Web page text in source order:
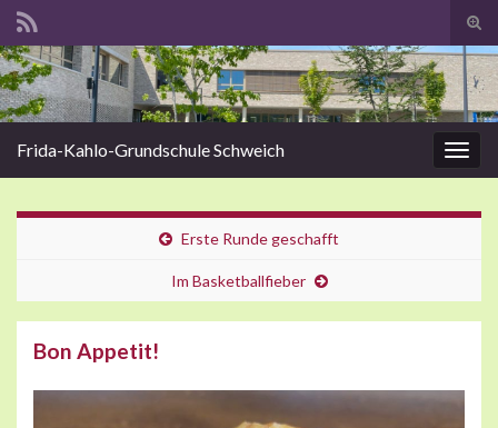
Search for:
Frida-Kahlo-Grundschule Schweich
Erste Runde geschafft
Im Basketballfieber
Bon Appetit!